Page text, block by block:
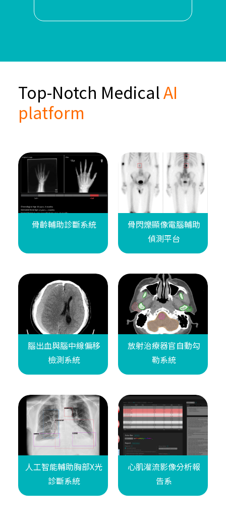
Top-Notch MedicalAI
platform
骨齡輔助診斷系統
骨閃爍顯像電腦輔助
偵測平台
腦出血與腦中線偏移
檢測系統
放射治療器官自動勾
勒系統
人工智能輔助胸部X光
診斷系統
心肌灌流影像分析報
告系